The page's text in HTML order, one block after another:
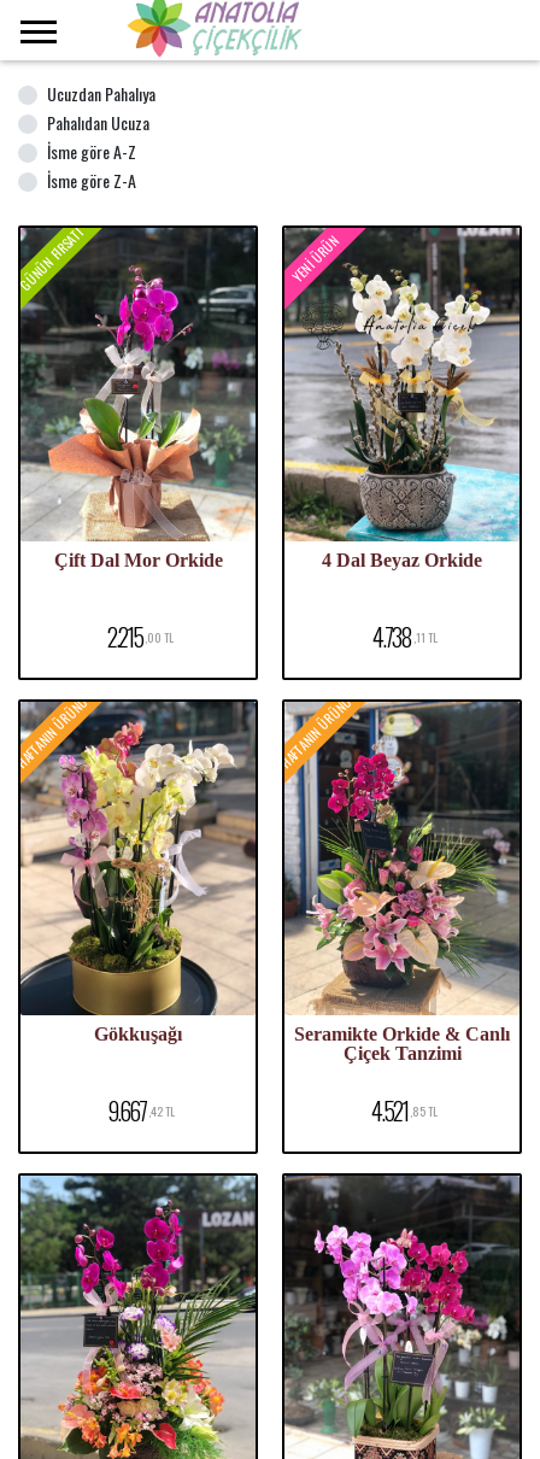
Ucuzdan Pahalıya
Pahalıdan Ucuza
İsme göre A-Z
İsme göre Z-A
GÜNÜN FIRSATI
Çift Dal Mor Orkide
2.215 ,00 TL
YENI ÜRÜN
4 Dal Beyaz Orkide
4.738 ,11 TL
HAFTANIN ÜRÜNÜ
Gökkuşağı
9.667 ,42 TL
HAFTANIN ÜRÜNÜ
Seramikte Orkide & Canlı
Çiçek Tanzimi
4.521 ,85 TL